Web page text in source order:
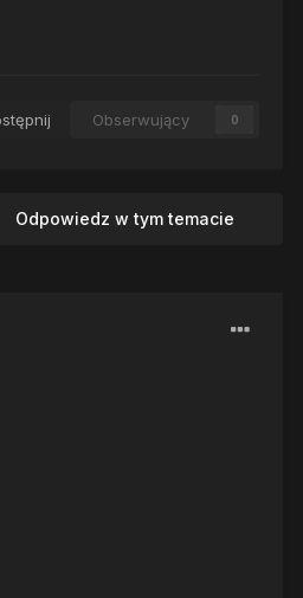
Obserwujący 0
Odpowiedz w tym temacie